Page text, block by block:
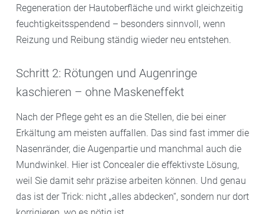
Regeneration der Hautoberfläche und wirkt gleichzeitig
feuchtigkeitsspendend – besonders sinnvoll, wenn
Reizung und Reibung ständig wieder neu entstehen.
Schritt 2: Rötungen und Augenringe
kaschieren – ohne Maskeneffekt
Nach der Pflege geht es an die Stellen, die bei einer
Erkältung am meisten auffallen. Das sind fast immer die
Nasenränder, die Augenpartie und manchmal auch die
Mundwinkel. Hier ist Concealer die effektivste Lösung,
weil Sie damit sehr präzise arbeiten können. Und genau
das ist der Trick: nicht „alles abdecken“, sondern nur dort